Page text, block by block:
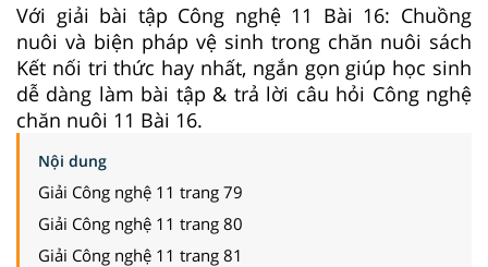
Với giải bài tập Công nghệ 11 Bài 16: Chuồng
nuôi và biện pháp vệ sinh trong chăn nuôi sách
Kết nối tri thức hay nhất, ngắn gọn giúp học sinh
dễ dàng làm bài tập & trả lời câu hỏi Công nghệ
chăn nuôi 11 Bài 16.
Nội dung
Giải Công nghệ 11 trang 79
Giải Công nghệ 11 trang 80
Giải Công nghệ 11 trang 81